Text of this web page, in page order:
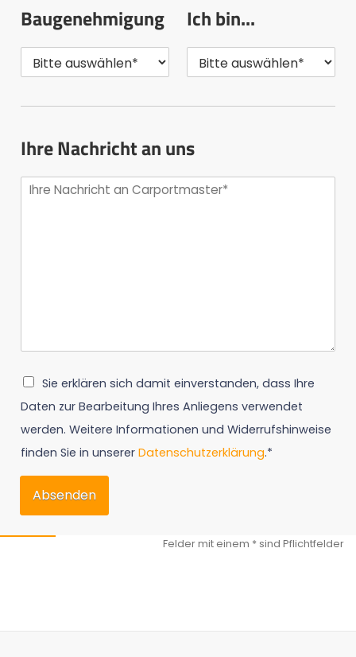
Baugenehmigung Ich bin...
Ihre Nachricht an uns
Sie erklären sich damit einverstanden, dass Ihre
Daten zur Bearbeitung Ihres Anliegens verwendet
werden. Weitere Informationen und Widerrufshinweise
finden Sie in unserer Datenschutzerklärung.*
Absenden